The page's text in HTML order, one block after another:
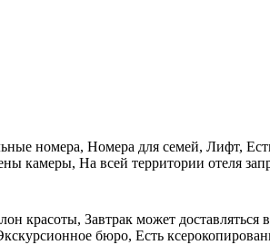
номера, Номера для семей, Лифт,
камеры, На всей территории отеля
красоты, Завтрак может
бюро, Есть